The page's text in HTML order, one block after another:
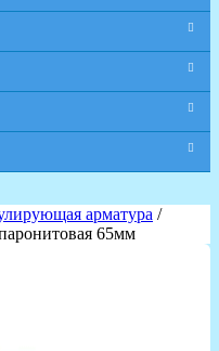
арматура /
65мм